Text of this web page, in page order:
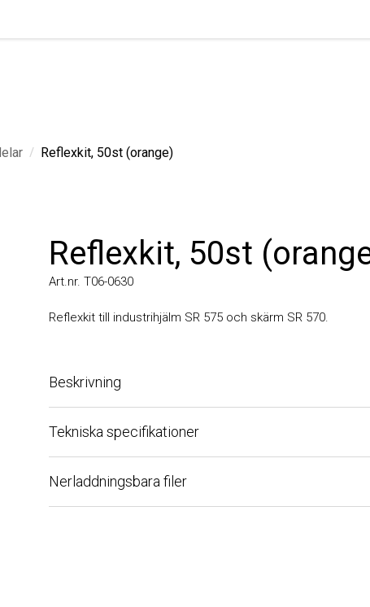
/ Reflexkit, 50st (orange)
Reflexkit, 50st (orange)
Art.nr. T06-0630
Reflexkit till industrihjälm SR 575 och skärm SR 570.
Beskrivning
Tekniska specifikationer
Nerladdningsbara filer